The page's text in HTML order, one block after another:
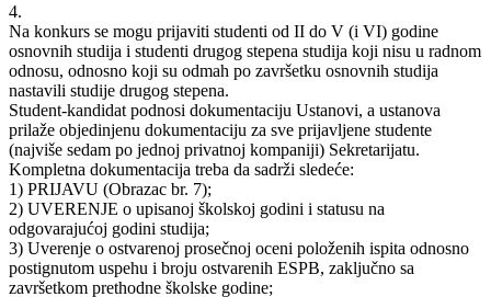
4.
Na konkurs se mogu prijaviti studenti od II do V (i VI) godine
osnovnih studija i studenti drugog stepena studija koji nisu u radnom
odnosu, odnosno koji su odmah po završetku osnovnih studija
nastavili studije drugog stepena.
Student-kandidat podnosi dokumentaciju Ustanovi, a ustanova
prilaže objedinjenu dokumentaciju za sve prijavljene studente
(najviše sedam po jednoj privatnoj kompaniji) Sekretarijatu.
Kompletna dokumentacija treba da sadrži sledeće:
1) PRIJAVU (Obrazac br. 7);
2) UVERENJE o upisanoj školskoj godini i statusu na
odgovarajućoj godini studija;
3) Uverenje o ostvarenoj prosečnoj oceni položenih ispita odnosno
postignutom uspehu i broju ostvarenih ESPB, zaključno sa
završetkom prethodne školske godine;